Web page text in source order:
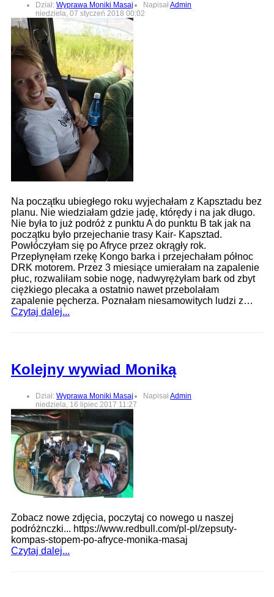
Dział: Wyprawa Moniki Masaj NapisałAdmin
niedziela, 07 styczeń 2018 00:02
Na początku ubiegłego roku wyjechałam z Kapsztadu bez
planu. Nie wiedziałam gdzie jadę, którędy i na jak długo.
Nie była to już podróż z punktu A do punktu B tak jak na
początku było przejechanie trasy Kair- Kapsztad.
Powłóczyłam się po Afryce przez okrągły rok.
Przepłynęłam rzekę Kongo barka i przejechałam północ
DRK motorem. Przez 3 miesiące umierałam na zapalenie
płuc, rozwaliłam sobie nogę, nadwyrężyłam bark od zbyt
ciężkiego plecaka a ostatnio nawet przebolałam
zapalenie pęcherza. Poznałam niesamowitych ludzi z…
Czytaj dalej...
Kolejny wywiad Moniką
Dział: Wyprawa Moniki Masaj NapisałAdmin
niedziela, 16 lipiec 2017 11:27
Zobacz nowe zdjęcia, poczytaj co nowego u naszej
podróżnczki... https://www.redbull.com/pl-pl/zepsuty-
kompas-stopem-po-afryce-monika-masaj
Czytaj dalej...